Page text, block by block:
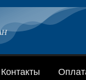
Контакты